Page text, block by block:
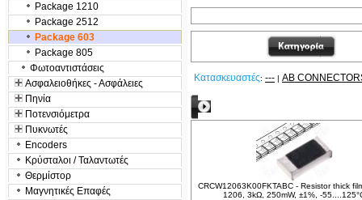
Package 1210
Package 2512
Package 603
Package 805
Φωτοαντιστάσεις
Ασφαλειοθήκες - Ασφάλειες
Πηνία
Ποτενσιόμετρα
Πυκνωτές
Encoders
Κρύσταλοι / Ταλαντωτές
Θερμίστορ
Μαγνητικές Επαφές
Κατασκευαστές: --- | AB
CRCW12063K00FKTABC - Resistor thick
1206, 3kΩ, 250mW, ±1%, -